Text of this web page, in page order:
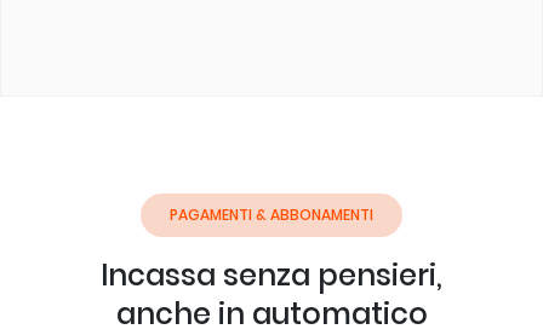
PAGAMENTI & ABBONAMENTI
Incassa senza pensieri,
anche in automatico